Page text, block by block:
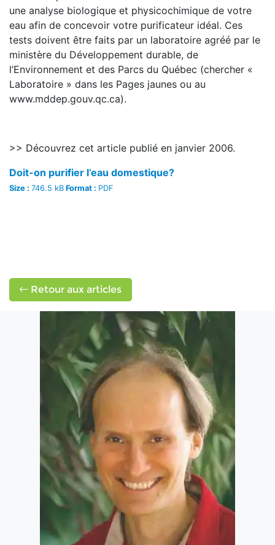
une analyse biologique et physicochimique de votre
eau afin de concevoir votre purificateur idéal. Ces
tests doivent être faits par un laboratoire agréé par le
ministère du Développement durable, de
l’Environnement et des Parcs du Québec (chercher «
Laboratoire » dans les Pages jaunes ou au
www.mddep.gouv.qc.ca).
>> Découvrez cet article publié en janvier 2006.
Doit-on purifier l’eau domestique?
Size : 746.5 kB Format : PDF
Retour aux articles